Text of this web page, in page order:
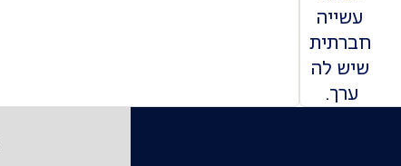
עשייה
חברתית
שיש לה
ערך.